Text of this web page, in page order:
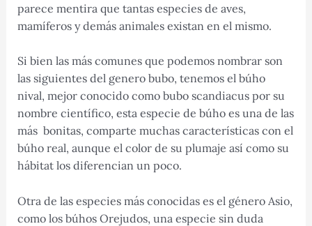
parece mentira que tantas especies de aves,
mamíferos y demás animales existan en el mismo.
Si bien las más comunes que podemos nombrar son
las siguientes del genero bubo, tenemos el búho
nival, mejor conocido como bubo scandiacus por su
nombre científico, esta especie de búho es una de las
más bonitas, comparte muchas características con el
búho real, aunque el color de su plumaje así como su
hábitat los diferencian un poco.
Otra de las especies más conocidas es el género Asio,
como los búhos Orejudos, una especie sin duda